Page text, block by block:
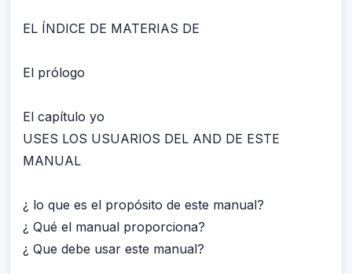
EL ÍNDICE DE MATERIAS DE
El prólogo
El capítulo yo
USES LOS USUARIOS DEL AND DE ESTE
MANUAL
¿ lo que es el propósito de este manual?
¿ Qué el manual proporciona?
¿ Que debe usar este manual?